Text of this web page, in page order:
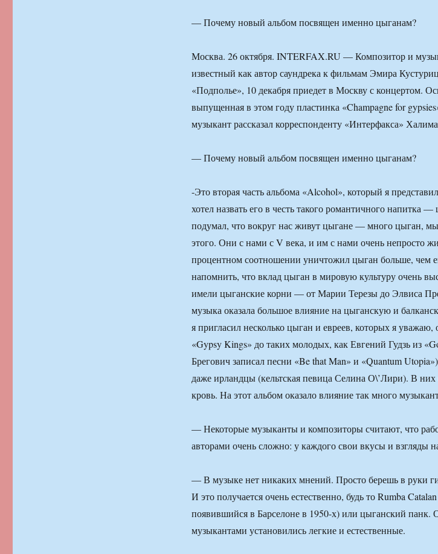
— Почему новый альбом посвящен именно цыганам?
Москва. 26 октября. INTERFAX.RU — Композитор и
известный как автор саундрека к фильмам Эмира
«Подполье», 10 декабря приедет в Москву с концертом.
выпущенная в этом году пластинка «Champagne for
музыкант рассказал корреспонденту «Интерфакса»
— Почему новый альбом посвящен именно цыганам?
-Это вторая часть альбома «Alcohol», который я
хотел назвать его в честь такого романтичного напитка
подумал, что вокруг нас живут цыгане — много цыган,
этого. Они с нами с V века, и им с нами очень непросто
процентном соотношении уничтожил цыган больше, чем
напомнить, что вклад цыган в мировую культуру очень
имели цыганские корни — от Марии Терезы до Элвиса
музыка оказала большое влияние на цыганскую и
я пригласил несколько цыган и евреев, которых я
«Gypsy Kings» до таких молодых, как Евгений Гудзь из
Брегович записал песни «Be that Man» и «Quantum
даже ирландцы (кельтская певица Селина О\’Лири). В них
кровь. На этот альбом оказало влияние так много
— Некоторые музыканты и композиторы считают, что
авторами очень сложно: у каждого свои вкусы и взгляды
— В музыке нет никаких мнений. Просто берешь в руки
И это получается очень естественно, будь то Rumba
появившийся в Барселоне в 1950-х) или цыганский
музыкантами установились легкие и естественные.